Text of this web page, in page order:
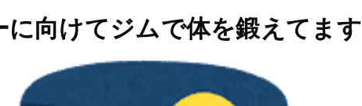
に向けてジムで体を鍛えてます